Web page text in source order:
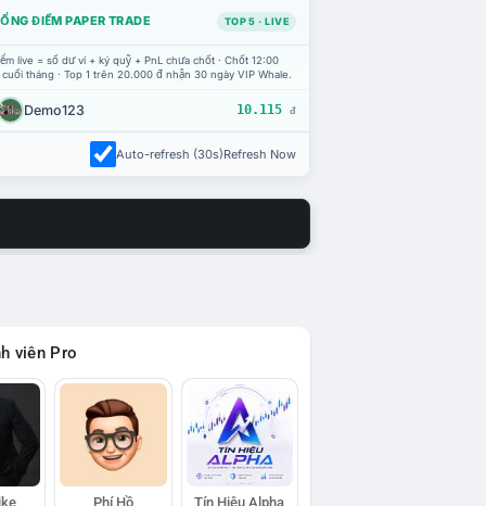
ĐIỂM PAPER TRADE TOP 5 · LIVE
live = số dư ví + ký quỹ + PnL chưa chốt · Chốt 12:00
tháng · Top 1 trên 20.000 đ nhận 30 ngày VIP Whale.
Demo123 10.115 đ
Auto-refresh (30s)Refresh Now
viên Pro
Phí Hồ Tín Hiệu Alpha